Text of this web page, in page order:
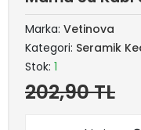
Marka: Vetinova
Kategori: Seramik
Stok: 1
202,90 TL